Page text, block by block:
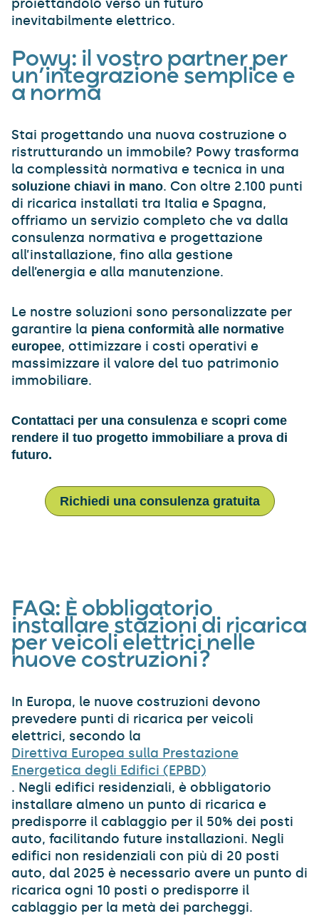
proiettandolo verso un futuro
inevitabilmente elettrico.
Powy: il vostro partner per
un’integrazione semplice e
a norma
Stai progettando una nuova costruzione o
ristrutturando un immobile? Powy trasforma
la complessità normativa e tecnica in una
soluzione chiavi in mano. Con oltre 2.100 punti
di ricarica installati tra Italia e Spagna,
offriamo un servizio completo che va dalla
consulenza normativa e progettazione
all’installazione, fino alla gestione
dell’energia e alla manutenzione.
Le nostre soluzioni sono personalizzate per
garantire la piena conformità alle normative
europee, ottimizzare i costi operativi e
massimizzare il valore del tuo patrimonio
immobiliare.
Contattaci per una consulenza e scopri come
rendere il tuo progetto immobiliare a prova di
futuro.
Richiedi una consulenza gratuita
FAQ: È obbligatorio
installare stazioni di ricarica
per veicoli elettrici nelle
nuove costruzioni?
In Europa, le nuove costruzioni devono
prevedere punti di ricarica per veicoli
elettrici, secondo la
Direttiva Europea sulla Prestazione
Energetica degli Edifici (EPBD)
. Negli edifici residenziali, è obbligatorio
installare almeno un punto di ricarica e
predisporre il cablaggio per il 50% dei posti
auto, facilitando future installazioni. Negli
edifici non residenziali con più di 20 posti
auto, dal 2025 è necessario avere un punto di
ricarica ogni 10 posti o predisporre il
cablaggio per la metà dei parcheggi.